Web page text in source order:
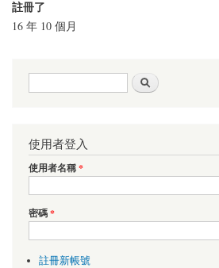
註冊了
16 年 10 個月
搜尋表單
使用者登入
使用者名稱*
密碼*
註冊新帳號